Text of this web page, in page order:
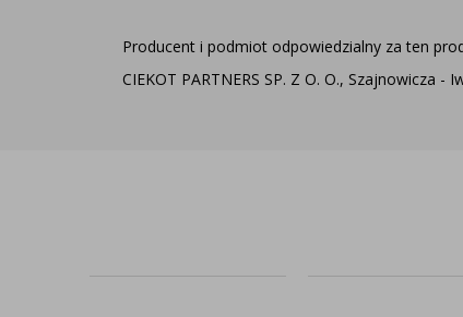
Producent i podmiot odpowiedzialny za ten
CIEKOT PARTNERS SP. Z O. O., Szajnowicza